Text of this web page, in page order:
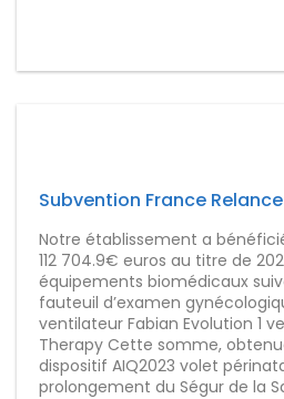
Subvention France Relance
Notre établissement a
112 704.9€ euros au titre de
équipements biomédicaux
fauteuil d’examen
ventilateur Fabian Evolution 1
Therapy Cette somme,
dispositif AIQ2023 volet
prolongement du Ségur de la